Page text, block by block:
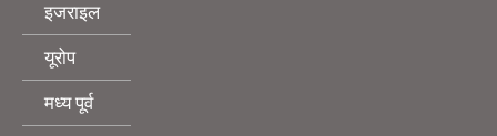
इजराइल
यूरोप
मध्य पूर्व